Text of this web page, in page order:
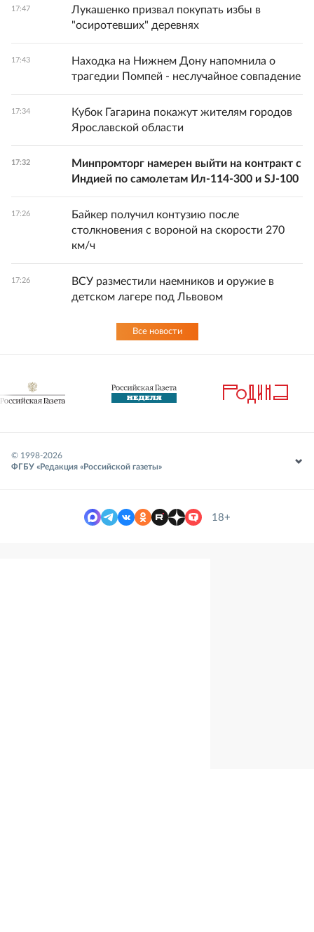
17:47
Лукашенко призвал покупать избы в
"осиротевших" деревнях
17:43
Находка на Нижнем Дону напомнила о
трагедии Помпей - неслучайное совпадение
17:34
Кубок Гагарина покажут жителям городов
Ярославской области
17:32
Минпромторг намерен выйти на контракт с
Индией по самолетам Ил-114-300 и SJ-100
17:26
Байкер получил контузию после
столкновения с вороной на скорости 270
км/ч
17:26
ВСУ разместили наемников и оружие в
детском лагере под Львовом
Все новости
© 1998-2026
ФГБУ «Редакция «Российской газеты»
18+